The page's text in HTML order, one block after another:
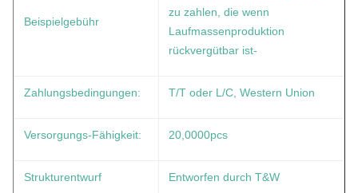
Beispielgebühr
zu zahlen, die wenn
Laufmassenproduktion
rückvergütbar ist-
Zahlungsbedingungen: T/T oder L/C, Western Union
Versorgungs-Fähigkeit: 20,0000pcs
Strukturentwurf Entworfen durch T&W